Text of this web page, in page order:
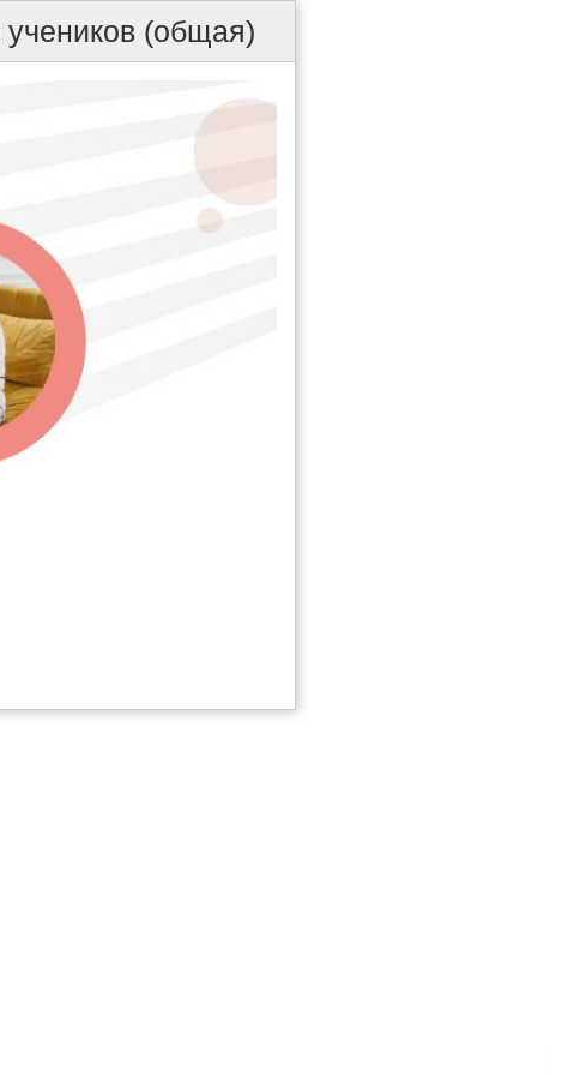
учеников (общая)